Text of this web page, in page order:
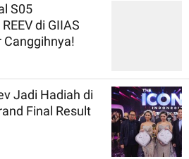
S05
di GIIAS
Canggihnya!
Jadi Hadiah di
Final Result